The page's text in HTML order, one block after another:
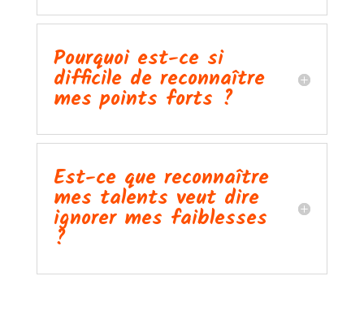
Pourquoi est-ce si
difficile de reconnaître
mes points forts ?
Est-ce que reconnaître
mes talents veut dire
ignorer mes faiblesses
?